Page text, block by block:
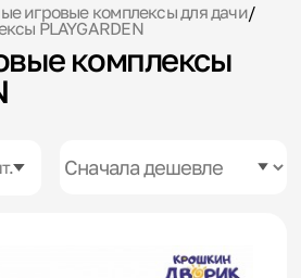
игровые комплексы для дачи/
PLAYGARDEN
комплексы